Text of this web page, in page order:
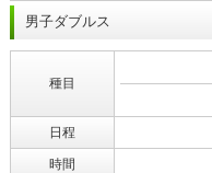
男子ダブルス
種目
日程
時間